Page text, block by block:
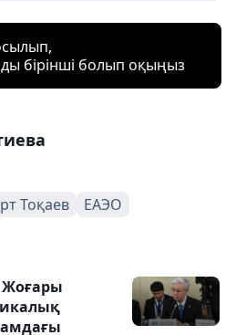
бірінші болып оқыңыз
Тоқаев ЕАЭО